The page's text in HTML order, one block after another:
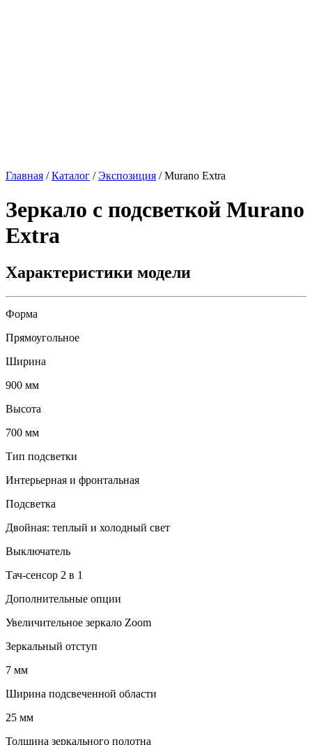
Главная /Каталог /Экспозиция /Murano Extra
Зеркало с подсветкой Murano
Extra
Характеристики модели
Форма
Прямоугольное
Ширина
900 мм
Высота
700 мм
Тип подсветки
Интерьерная и фронтальная
Подсветка
Двойная: теплый и холодный свет
Выключатель
Тач-сенсор 2 в 1
Дополнительные опции
Увеличительное зеркало Zoom
Зеркальный отступ
7 мм
Ширина подсвеченной области
25 мм
Толщина зеркального полотна